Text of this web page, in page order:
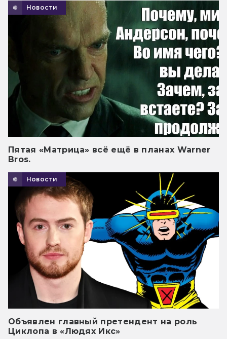
Новости
Пятая «Матрица» всё ещё в планах Warner
Bros.
Новости
Объявлен главный претендент на роль
Циклопа в «Людях Икс»